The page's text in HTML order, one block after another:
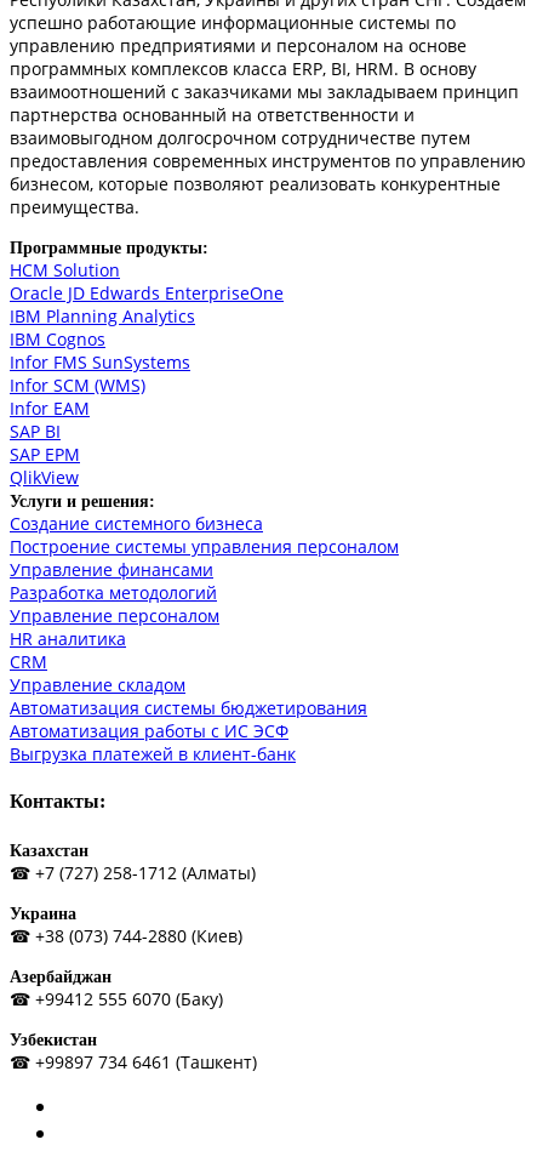
успешно работающие информационные системы по
управлению предприятиями и персоналом на основе
программных комплексов класса ERP, BI, HRM. В основу
взаимоотношений с заказчиками мы закладываем принцип
партнерства основанный на ответственности и
взаимовыгодном долгосрочном сотрудничестве путем
предоставления современных инструментов по управлению
бизнесом, которые позволяют реализовать конкурентные
преимущества.
Программные продукты:
HCM Solution
Oracle JD Edwards EnterpriseOne
IBM Planning Analytics
IBM Cognos
Infor FMS SunSystems
Infor SCM (WMS)
Infor EAM
SAP BI
SAP EPM
QlikView
Услуги и решения:
Создание системного бизнеса
Построение системы управления персоналом
Управление финансами
Разработка методологий
Управление персоналом
HR аналитика
СRM
Управление складом
Автоматизация системы бюджетирования
Автоматизация работы с ИС ЭСФ
Выгрузка платежей в клиент-банк
Контакты:
Казахстан
☎ +7 (727) 258-1712 (Алматы)
Украина
☎ +38 (073) 744-2880 (Киев)
Азербайджан
☎ +99412 555 6070 (Баку)
Узбекистан
☎ +99897 734 6461 (Ташкент)